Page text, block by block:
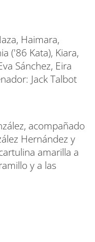
Haimara,
('86 Kata), Kiara,
Sánchez, Eira
Jack Talbot
acompañado
Hernández y
amarilla a
y a las